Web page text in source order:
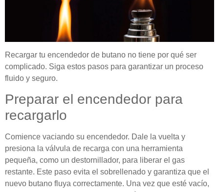
Recargar tu encendedor de butano no tiene por qué ser
complicado. Siga estos pasos para garantizar un proceso
fluido y seguro.
Preparar el encendedor para
recargarlo
Comience vaciando su encendedor. Dale la vuelta y
presiona la válvula de recarga con una herramienta
pequeña, como un destornillador, para liberar el gas
restante. Este paso evita el sobrellenado y garantiza que el
nuevo butano fluya correctamente. Una vez que esté vacío,